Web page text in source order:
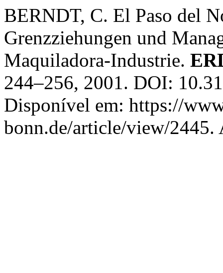
BERNDT, C. El Paso del
Grenzziehungen und
Maquiladora-Industrie.
244–256, 2001. DOI:
Disponível em: https://
bonn.de/article/view/2445.